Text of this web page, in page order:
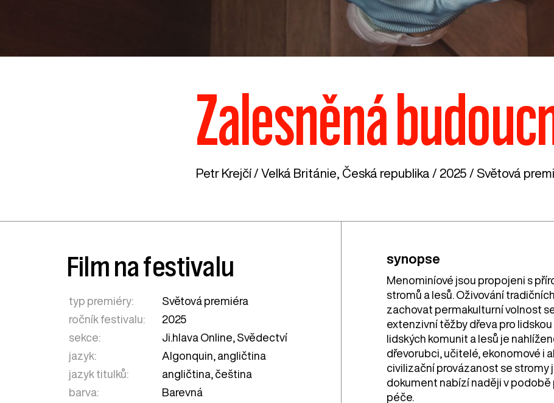
Zalesněná
Petr Krejčí / Velká Británie Česká republika / 2025 / Světová
synopse
Menominíové jsou propojeni s
stromů a lesů. Oživování
zachovat permakulturní volnost
extenzivní těžby dřeva pro
lidských komunit a lesů je
dřevorubci, učitelé, ekonomové i
civilizační provázanost se stromy
dokument nabízí naději v
péče.
Film na festivalu
typ premiéry:
Světová premiéra
ročník festivalu:
2025
sekce:
Ji.hlava Online Svědectví
jazyk:
Algonquin, angličtina
jazyk titulků:
angličtina, čeština
barva:
Barevná